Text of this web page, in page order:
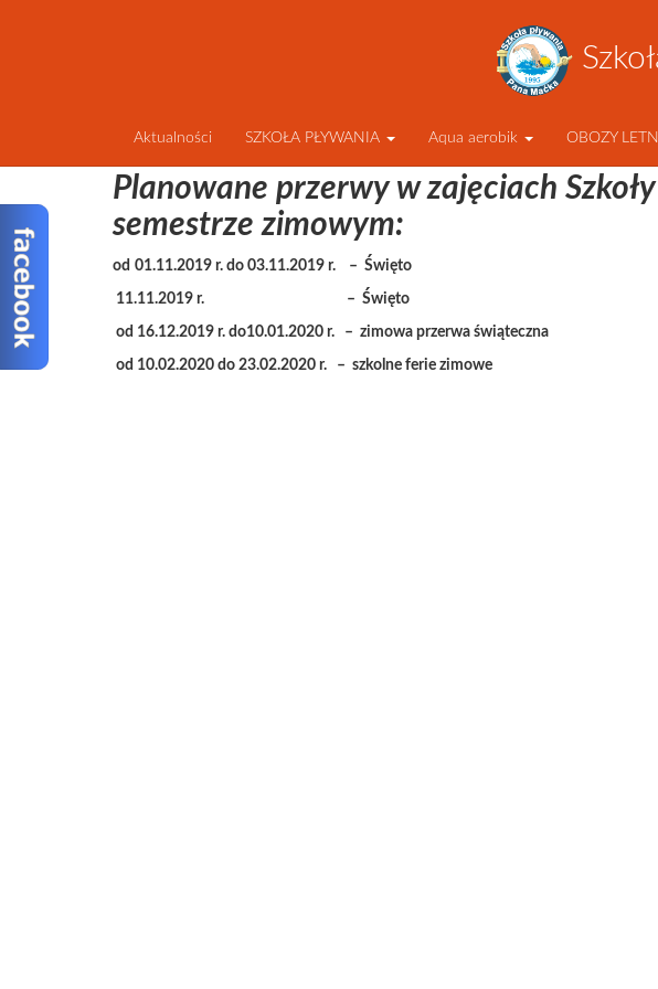
Aktualności SZKOŁA PŁYWANIA Aqua aerobik OBOZY
Planowane przerwy w zajęciach
semestrze zimowym:
od 01.11.2019 r. do 03.11.2019 r. – Święto
11.11.2019 r. – Święto
od 16.12.2019 r. do10.01.2020 r. – zimowa przerwa świąteczna
od 10.02.2020 do 23.02.2020 r. – szkolne ferie zimowe